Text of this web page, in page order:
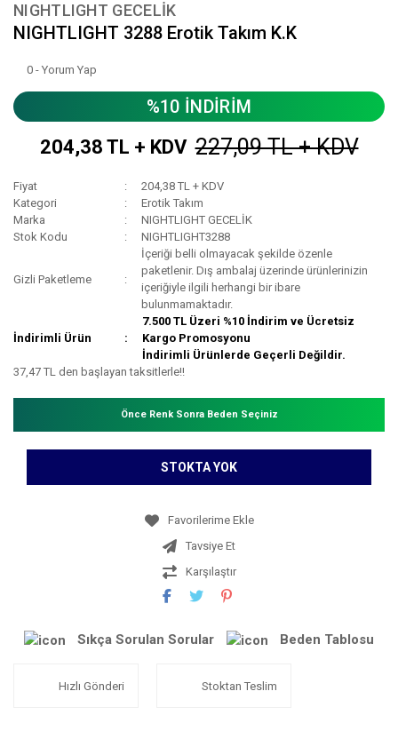
NIGHTLIGHT GECELİK
NIGHTLIGHT 3288 Erotik Takım K.K
0 - Yorum Yap
%10 İNDİRİM
204,38 TL + KDV 227,09 TL + KDV
Fiyat
204,38 TL + KDV
Kategori
Erotik Takım
Marka
NIGHTLIGHT GECELİK
Stok Kodu
NIGHTLIGHT3288
Gizli Paketleme
İçeriği belli olmayacak şekilde özenle
paketlenir. Dış ambalaj üzerinde ürünlerinizin
içeriğiyle ilgili herhangi bir ibare
bulunmamaktadır.
İndirimli Ürün
7.500 TL Üzeri %10 İndirim ve Ücretsiz
Kargo Promosyonu
İndirimli Ürünlerde Geçerli Değildir.
37,47 TL den başlayan taksitlerle!!
Önce Renk Sonra Beden Seçiniz
STOKTA YOK
Tavsiye Et
Karşılaştır
Sıkça Sorulan Sorular Beden Tablosu
Hızlı Gönderi Stoktan Teslim